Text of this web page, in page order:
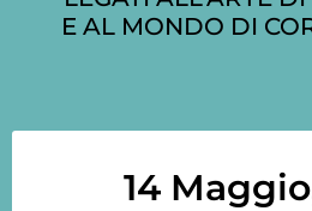
E AL MONDO DI
14